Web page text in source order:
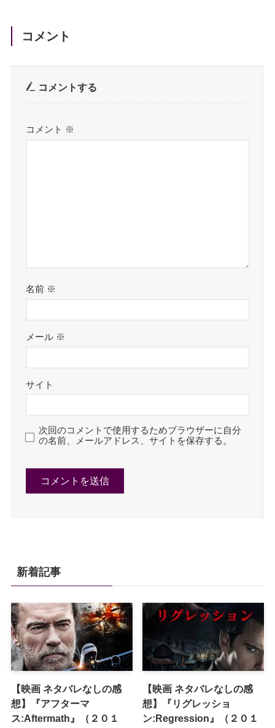
コメント
コメントする
コメント ※
名前 ※
メール ※
サイト
次回のコメントで使用するためブラウザーに自分
の名前、メールアドレス、サイトを保存する。
新着記事
【映画 ネタバレなしの感
想】『アフターマ
ス:Aftermath』（２０１
【映画 ネタバレなしの感
想】『リグレッショ
ン:Regression』（２０１